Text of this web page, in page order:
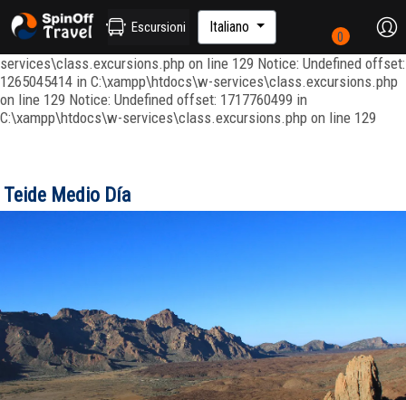
Notice: Undefined index: ordenar in C:\xampp\htdocs\w-
services\repositories\GroupRepository.php on line 415 Notice:
Undefined offset: 1265045344 in C:\xampp\htdocs\w-
services\class.excursions.php on line 129 Notice: Undefined offset:
1265045414 in C:\xampp\htdocs\w-services\class.excursions.php
on line 129 Notice: Undefined offset: 1717760499 in
C:\xampp\htdocs\w-services\class.excursions.php on line 129
Escursioni Italiano
Teide Medio Día